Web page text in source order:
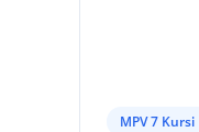
MPV 7 Kursi